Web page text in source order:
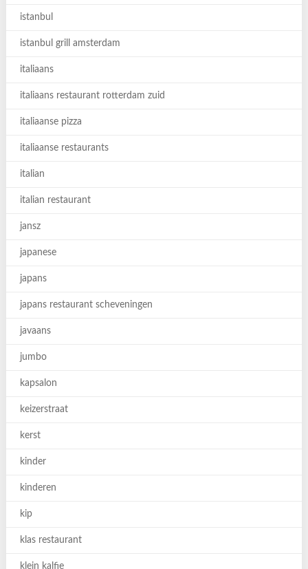
istanbul
istanbul grill amsterdam
italiaans
italiaans restaurant rotterdam zuid
italiaanse pizza
italiaanse restaurants
italian
italian restaurant
jansz
japanese
japans
japans restaurant scheveningen
javaans
jumbo
kapsalon
keizerstraat
kerst
kinder
kinderen
kip
klas restaurant
klein kalfje